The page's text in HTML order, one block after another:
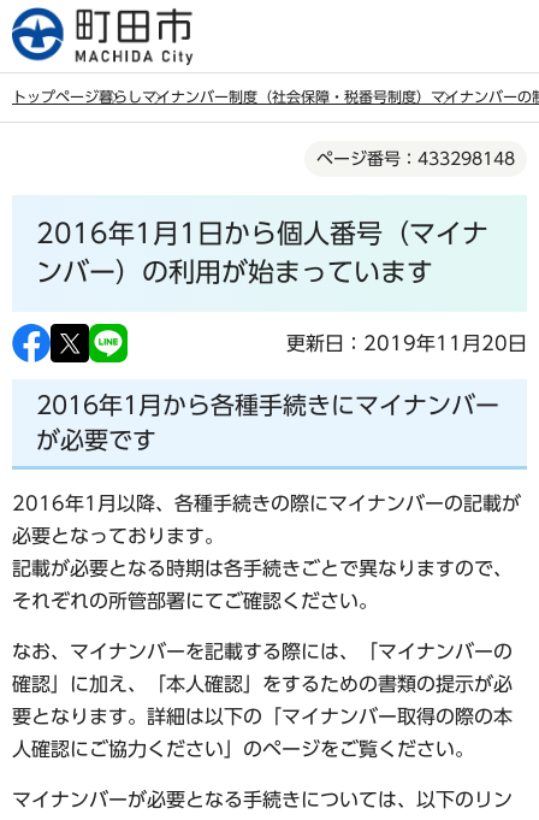
こ
の
トップページ暮らしマイナンバー制度（社会保障・税番号制度） マイナンバーの
ページ番号：433298148
2016年1月1日から個人番号（マイナ
ンバー）の利用が始まっています
更新日：2019年11月20日
2016年1月から各種手続きにマイナンバー
が必要です
2016年1月以降、各種手続きの際にマイナンバーの記載が
必要となっております。
記載が必要となる時期は各手続きごとで異なりますので、
それぞれの所管部署にてご確認ください。
なお、マイナンバーを記載する際には、「マイナンバーの
確認」に加え、「本人確認」をするための書類の提示が必
要となります。詳細は以下の「マイナンバー取得の際の本
人確認にご協力ください」のページをご覧ください。
マイナンバーが必要となる手続きについては、以下のリン